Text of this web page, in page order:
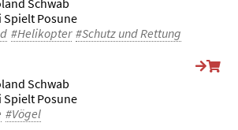
Schwab
Spielt Posune
#Helikopter #Schutz und Rettung
Schwab
Spielt Posune
#Vögel